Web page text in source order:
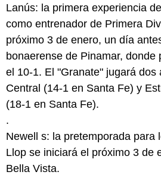
Lanús: la primera experiencia
como entrenador de Primera
próximo 3 de enero, un día
bonaerense de Pinamar, donde
el 10-1. El "Granate" jugará dos
Central (14-1 en Santa Fe) y
(18-1 en Santa Fe).
.
Newell s: la pretemporada para
Llop se iniciará el próximo 3 de
Bella Vista.